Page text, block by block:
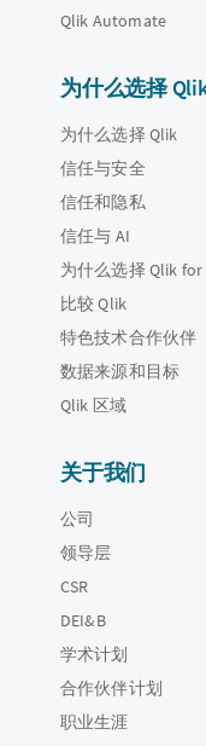
Qlik Automate
为什么选择
为什么选择 Qlik
信任与安全
信任和隐私
信任与 AI
为什么选择 Qlik for
比较 Qlik
特色技术合作伙伴
数据来源和目标
Qlik 区域
关于我们
公司
领导层
CSR
DEI&B
学术计划
合作伙伴计划
职业生涯